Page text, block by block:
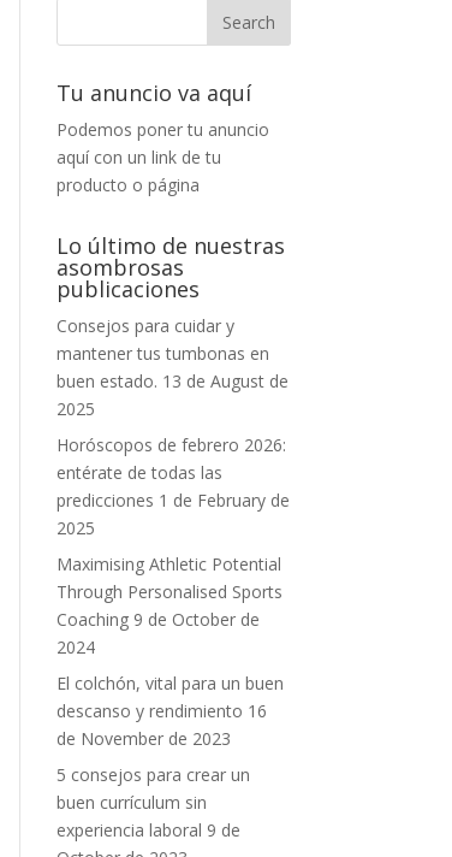
Tu anuncio va aquí
Podemos poner tu anuncio
aquí con un link de tu
producto o página
Lo último de nuestras
asombrosas
publicaciones
Consejos para cuidar y
mantener tus tumbonas en
buen estado. 13 de August de
2025
Horóscopos de febrero 2026:
entérate de todas las
predicciones 1 de February de
2025
Maximising Athletic Potential
Through Personalised Sports
Coaching 9 de October de
2024
El colchón, vital para un buen
descanso y rendimiento 16
de November de 2023
5 consejos para crear un
buen currículum sin
experiencia laboral 9 de